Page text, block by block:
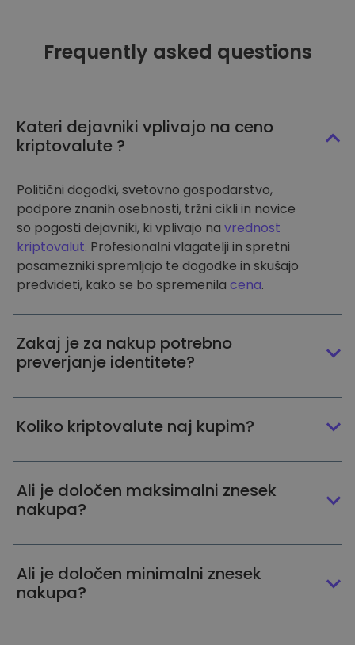
Frequently asked questions
Kateri dejavniki vplivajo na ceno
kriptovalute ?
Politični dogodki, svetovno gospodarstvo,
podpore znanih osebnosti, tržni cikli in novice
so pogosti dejavniki, ki vplivajo na vrednost
kriptovalut. Profesionalni vlagatelji in spretni
posamezniki spremljajo te dogodke in skušajo
predvideti, kako se bo spremenila cena.
Zakaj je za nakup potrebno
preverjanje identitete?
Koliko kriptovalute naj kupim?
Ali je določen maksimalni znesek
nakupa?
Ali je določen minimalni znesek
nakupa?